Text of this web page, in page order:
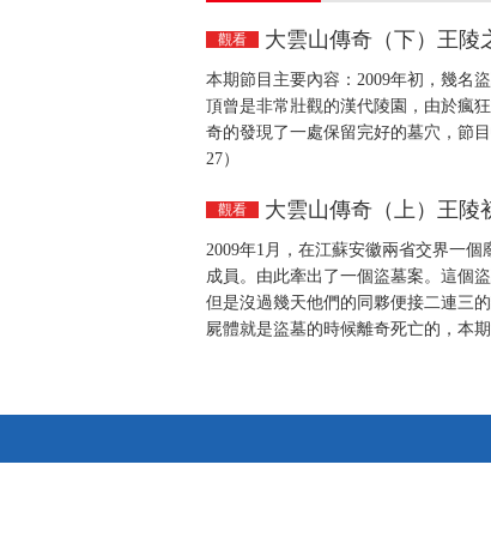
觀看 大雲山傳奇（下）王陵
本期節目主要內容：2009年初，幾名
頂曾是非常壯觀的漢代陵園，由於瘋
奇的發現了一處保留完好的墓穴，節
27）
觀看 大雲山傳奇（上）王陵
2009年1月，在江蘇安徽兩省交界一
成員。由此牽出了一個盜墓案。這個
但是沒過幾天他們的同夥便接二連三
屍體就是盜墓的時候離奇死亡的，本